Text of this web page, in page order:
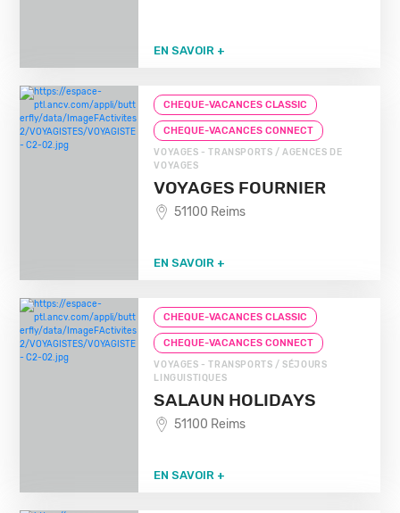
EN SAVOIR +
CHEQUE-VACANCES CLASSIC
CHEQUE-VACANCES CONNECT
VOYAGES - TRANSPORTS / AGENCES DE
VOYAGES
VOYAGES FOURNIER
51100 Reims
EN SAVOIR +
CHEQUE-VACANCES CLASSIC
CHEQUE-VACANCES CONNECT
VOYAGES - TRANSPORTS / SÉJOURS
LINGUISTIQUES
SALAUN HOLIDAYS
51100 Reims
EN SAVOIR +